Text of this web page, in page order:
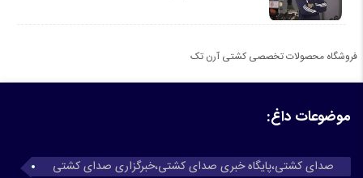
فروشگاه محصولات تخصصی کشتی آرن تک
موضوعات داغ:
صدای کشتی،پایگاه خبری صدای کشتی،خبرگزاری صدای کشتی